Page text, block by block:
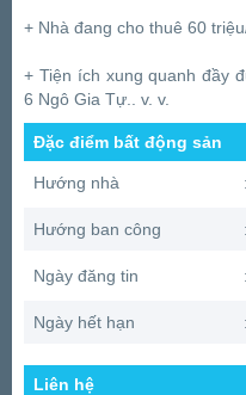
+ Nhà đang cho thuê 60
+ Tiện ích xung quanh đầy
6 Ngô Gia Tự.. v. v.
Đặc điểm bất động sản
Hướng nhà :
Hướng ban công :
Ngày đăng tin :
Ngày hết hạn :
Liên hệ